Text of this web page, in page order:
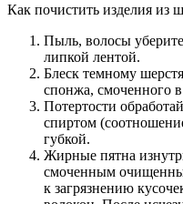
Как почистить изделия из
Пыль, волосы
липкой лентой.
Блеск темному
спонжа, смоченного
Потертости
спиртом
губкой.
Жирные пятна
смоченным
к загрязнению